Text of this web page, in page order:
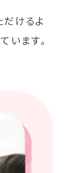
けるよ
います。